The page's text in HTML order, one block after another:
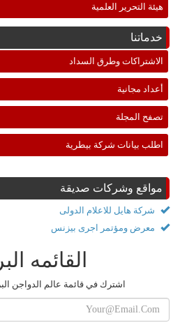
هيئة التحرير العلمية
خدماتنا
الاشتراكات وطرق السداد
أعداد مجانية
تصفح المجلة
اطلب بيانات شركة بيطرية
مواقع وشركات صديقة
شركة هايل للاعلام الدولى
معرض ومؤتمر اجرى بيزنس
القائمه
اشترك في قائمة عالم الدواجن